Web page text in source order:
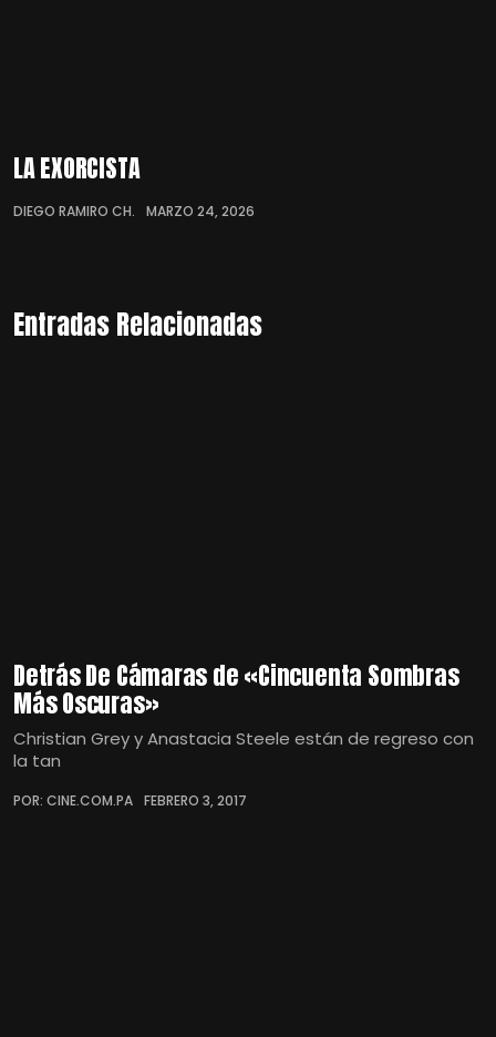
LA EXORCISTA
DIEGO RAMIRO CH. MARZO 24, 2026
Entradas Relacionadas
Detrás De Cámaras de «Cincuenta Sombras
Más Oscuras»
Christian Grey y Anastacia Steele están de regreso con
la tan
POR: CINE.COM.PA FEBRERO 3, 2017